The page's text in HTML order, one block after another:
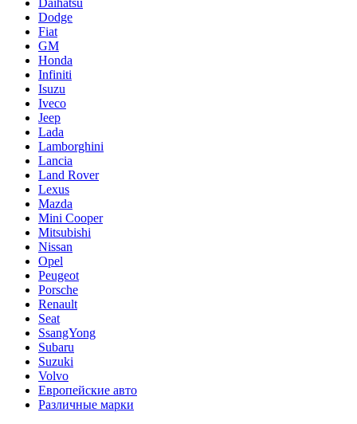
Daihatsu
Dodge
Fiat
GM
Honda
Infiniti
Isuzu
Iveco
Jeep
Lada
Lamborghini
Lancia
Land Rover
Lexus
Mazda
Mini Cooper
Mitsubishi
Nissan
Opel
Peugeot
Porsche
Renault
Seat
SsangYong
Subaru
Suzuki
Volvo
Европейские авто
Различные марки